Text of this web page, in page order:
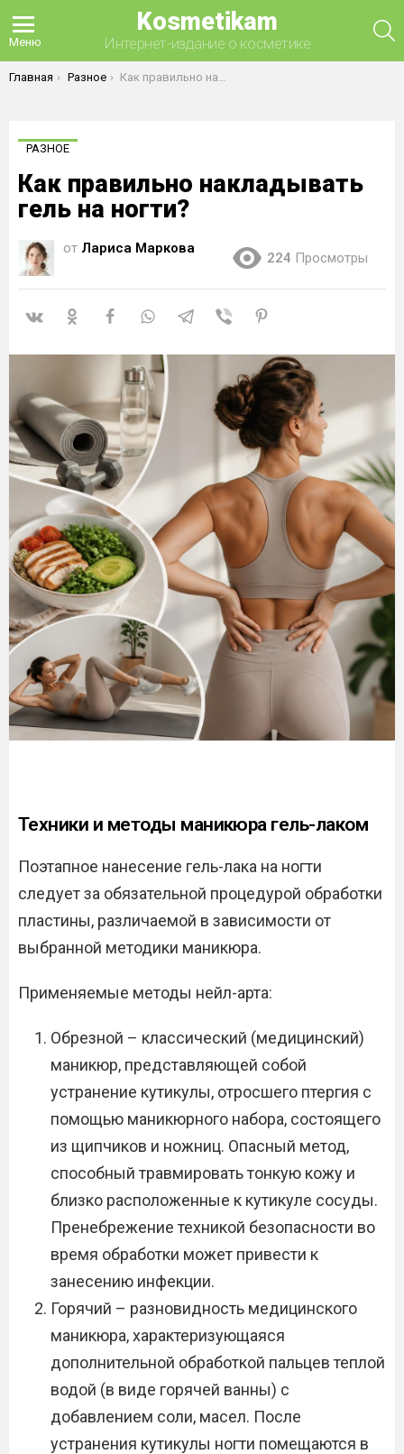
Меню
Kosmetikam
Интернет-издание о косметике
Вы здесь:
Главная Разное Как правильно накладывать гель на ногти?
РАЗНОЕ
Как правильно накладывать
гель на ногти?
от Лариса Маркова
224 Просмотры
Техники и методы маникюра гель-лаком
Поэтапное нанесение гель-лака на ногти
следует за обязательной процедурой обработки
пластины, различаемой в зависимости от
выбранной методики маникюра.
Применяемые методы нейл-арта:
Обрезной – классический (медицинский)
маникюр, представляющей собой
устранение кутикулы, отросшего птергия с
помощью маникюрного набора, состоящего
из щипчиков и ножниц. Опасный метод,
способный травмировать тонкую кожу и
близко расположенные к кутикуле сосуды.
Пренебрежение техникой безопасности во
время обработки может привести к
занесению инфекции.
Горячий – разновидность медицинского
маникюра, характеризующаяся
дополнительной обработкой пальцев теплой
водой (в виде горячей ванны) с
добавлением соли, масел. После
устранения кутикулы ногти помещаются в